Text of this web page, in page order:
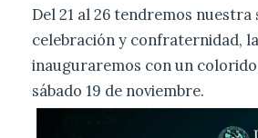
Del 21 al 26 tendremos nuestra
celebración y confraternidad,
inauguraremos con un
sábado 19 de noviembre.